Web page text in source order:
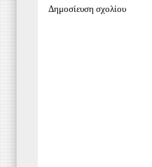
Δημοσίευση σχολίου